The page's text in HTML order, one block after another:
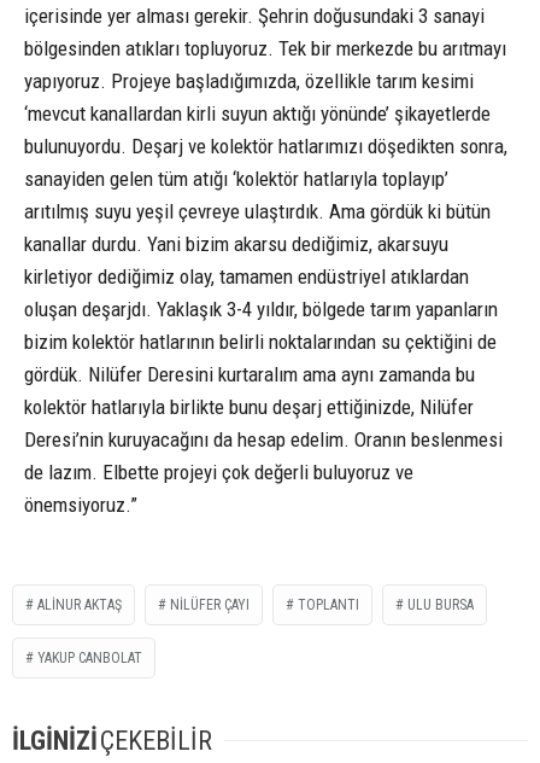
içerisinde yer alması gerekir. Şehrin doğusundaki 3 sanayi
bölgesinden atıkları topluyoruz. Tek bir merkezde bu arıtmayı
yapıyoruz. Projeye başladığımızda, özellikle tarım kesimi
‘mevcut kanallardan kirli suyun aktığı yönünde’ şikayetlerde
bulunuyordu. Deşarj ve kolektör hatlarımızı döşedikten sonra,
sanayiden gelen tüm atığı ‘kolektör hatlarıyla toplayıp’
arıtılmış suyu yeşil çevreye ulaştırdık. Ama gördük ki bütün
kanallar durdu. Yani bizim akarsu dediğimiz, akarsuyu
kirletiyor dediğimiz olay, tamamen endüstriyel atıklardan
oluşan deşarjdı. Yaklaşık 3-4 yıldır, bölgede tarım yapanların
bizim kolektör hatlarının belirli noktalarından su çektiğini de
gördük. Nilüfer Deresini kurtaralım ama aynı zamanda bu
kolektör hatlarıyla birlikte bunu deşarj ettiğinizde, Nilüfer
Deresi’nin kuruyacağını da hesap edelim. Oranın beslenmesi
de lazım. Elbette projeyi çok değerli buluyoruz ve
önemsiyoruz.”
ALINUR AKTAŞ NILÜFER ÇAYI TOPLANTI ULU BURSA
YAKUP CANBOLAT
İLGİNİZİÇEKEBİLİR